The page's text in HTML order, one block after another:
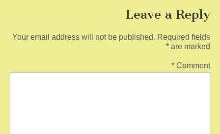
o
o
k
Leave a Reply
Your email address will not be published. Required fields
are marked
*
Comment
*